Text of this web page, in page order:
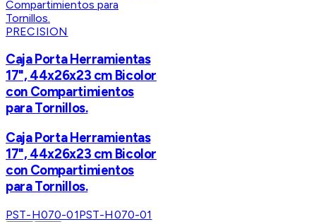
PRECISION
Caja Porta Herramientas
17", 44x26x23 cm Bicolor
con Compartimientos
para Tornillos.
Caja Porta Herramientas
17", 44x26x23 cm Bicolor
con Compartimientos
para Tornillos.
PST-H070-01PST-H070-01